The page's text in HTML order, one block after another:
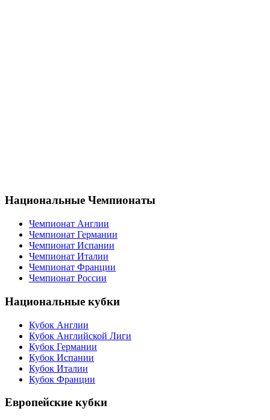
Национальные Чемпионаты
Чемпионат Англии
Чемпионат Германии
Чемпионат Испании
Чемпионат Италии
Чемпионат Франции
Чемпионат России
Национальные кубки
Кубок Англии
Кубок Английской Лиги
Кубок Германии
Кубок Испании
Кубок Италии
Кубок Франции
Европейские кубки